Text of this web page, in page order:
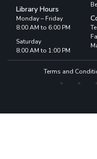
Library Hours
Monday – Friday
8:00 AM to 6:00 PM
Saturday
8:00 AM to 1:00 PM
Terms and